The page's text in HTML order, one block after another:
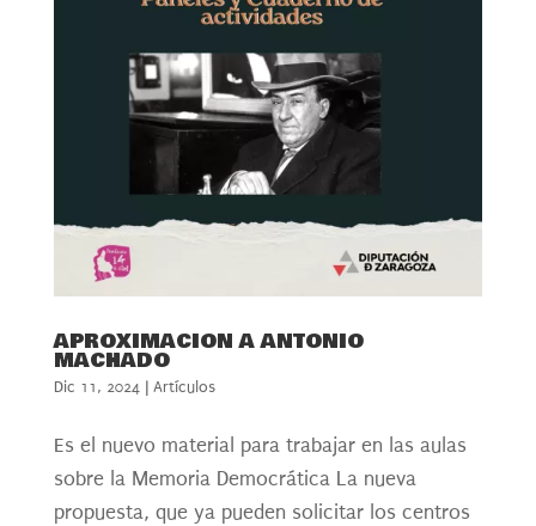
APROXIMACION A ANTONIO
MACHADO
Dic 11, 2024| Artículos
Es el nuevo material para trabajar en las aulas
sobre la Memoria Democrática La nueva
propuesta, que ya pueden solicitar los centros